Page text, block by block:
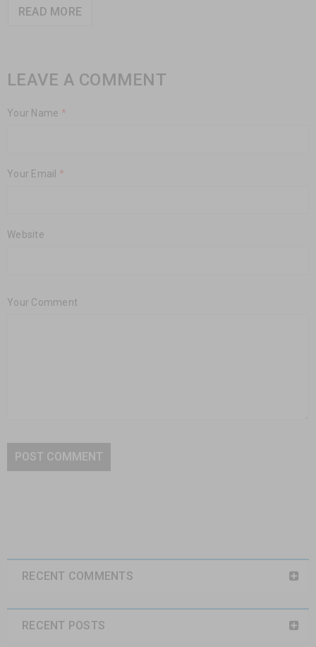
READ MORE
LEAVE A COMMENT
Your Name *
Your Email *
Website
Your Comment
POST COMMENT
RECENT COMMENTS
RECENT POSTS